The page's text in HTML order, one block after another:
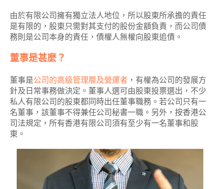
由於有限公司擁有獨立法人地位，所以股東所承擔的責任
是有限的，股東只需對其支付的股份金額負責，而公司債
務則是公司本身的責任，債權人無權向股東追債。
董事是甚麼？
董事是公司的高級管理層及營運者 ，有權為公司的發展方
針及日常事務做決定。董事人選可由股東投票選出，不少
私人有限公司的股東都同時出任董事職務。若公司只有一
名董事，該董事不得兼任公司秘書一職。另外，按香港公
司法規定，所有香港有限公司須有至少有一名董事和股
東。